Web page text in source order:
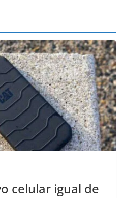
celular igual de